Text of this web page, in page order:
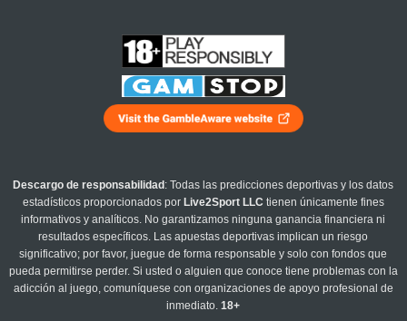
Descargo de responsabilidad : Todas las predicciones deportivas y los datos
estadísticos proporcionados por Live2Sport LLC tienen únicamente fines
informativos y analíticos. No garantizamos ninguna ganancia financiera ni
resultados específicos. Las apuestas deportivas implican un riesgo
significativo; por favor, juegue de forma responsable y solo con fondos que
pueda permitirse perder. Si usted o alguien que conoce tiene problemas con la
adicción al juego, comuníquese con organizaciones de apoyo profesional de
inmediato.18+